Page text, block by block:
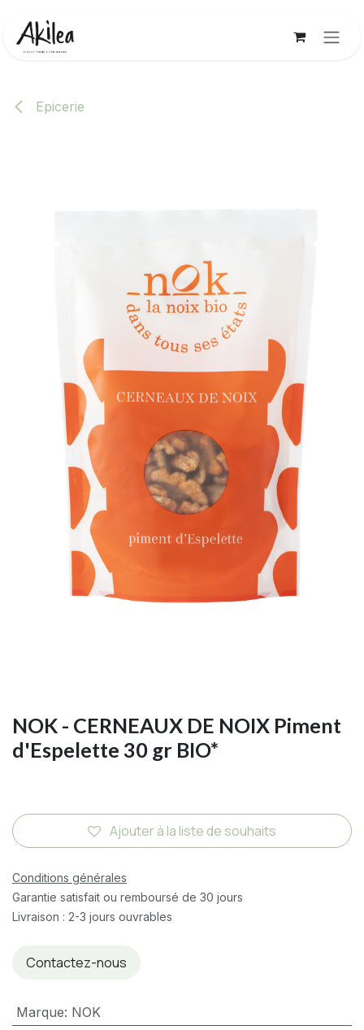
Epicerie
NOK - CERNEAUX DE NOIX Piment
d'Espelette 30 gr BIO*
Ajouter à la liste de souhaits
Conditions générales
Garantie satisfait ou remboursé de 30 jours
Livraison : 2-3 jours ouvrables
Contactez-nous
Marque: NOK